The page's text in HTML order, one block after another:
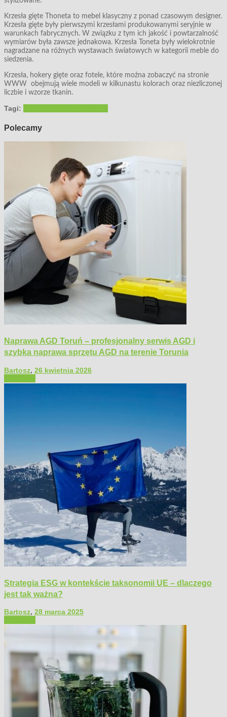
Krzesła gięte Thoneta to mebel klasyczny z ponad czasowym designer.
Krzesła gięte były pierwszymi krzesłami produkowanymi seryjnie w
warunkach fabrycznych. W związku z tym ich jakość i powtarzalność
wymiarów była zawsze jednakowa. Krzesła Toneta były wielokrotnie
nagradzane na różnych wystawach światowych w kategorii meble do
siedzenia.
Krzesła, hokery gięte oraz fotele, które można zobaczyć na stronie
WWW obejmują wiele modeli w kilkunastu kolorach oraz niezliczonej
liczbie i wzorze tkanin.
Tagi:
Polecamy
Naprawa AGD Toruń – profesjonalny serwis AGD i
szybka naprawa sprzętu AGD na terenie Torunia
Bartosz, 26 kwietnia 2026
Strategia ESG w kontekście taksonomii UE – dlaczego
jest tak ważna?
Bartosz, 28 marca 2025